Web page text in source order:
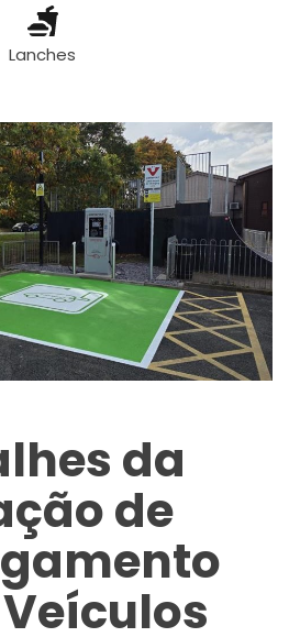
Lanches
da
de